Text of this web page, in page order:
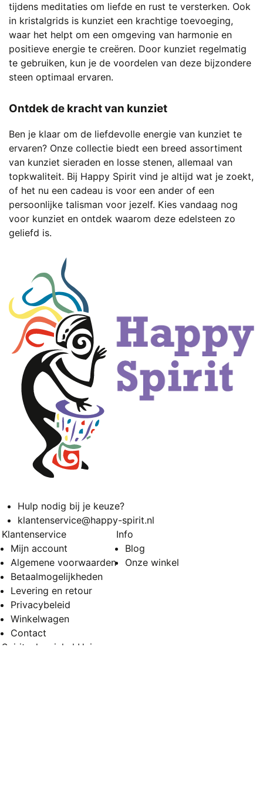
tijdens meditaties om liefde en rust te versterken. Ook
in kristalgrids is kunziet een krachtige toevoeging,
waar het helpt om een omgeving van harmonie en
positieve energie te creëren. Door kunziet regelmatig
te gebruiken, kun je de voordelen van deze bijzondere
steen optimaal ervaren.
Ontdek de kracht van kunziet
Ben je klaar om de liefdevolle energie van kunziet te
ervaren? Onze collectie biedt een breed assortiment
van kunziet sieraden en losse stenen, allemaal van
topkwaliteit. Bij Happy Spirit vind je altijd wat je zoekt,
of het nu een cadeau is voor een ander of een
persoonlijke talisman voor jezelf. Kies vandaag nog
voor kunziet en ontdek waarom deze edelsteen zo
geliefd is.
Hulp nodig bij je keuze?
klantenservice@happy-spirit.nl
Klantenservice
Mijn account
Algemene voorwaarden
Betaalmogelijkheden
Levering en retour
Privacybeleid
Winkelwagen
Contact
Info
Blog
Onze winkel
Spirituele winkel Huissen